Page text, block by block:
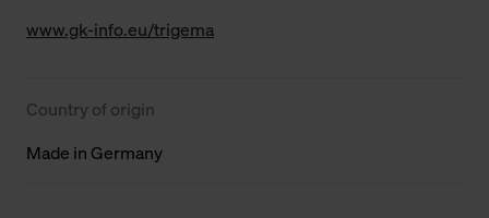
www.gk-info.eu/trigema
Country of origin
Made in Germany